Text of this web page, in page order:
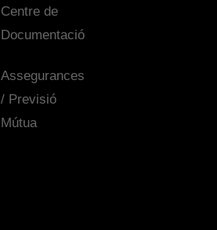
Centre de
Documentació
Assegurances
/ Previsió
Mútua